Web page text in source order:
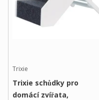
Trixie
Trixie schůdky pro
domácí zvířata,